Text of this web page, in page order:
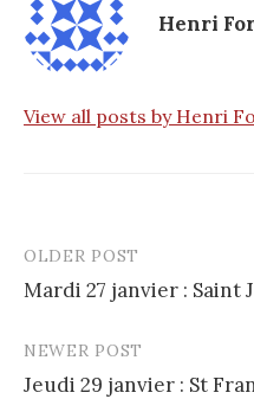
Henri
View all posts by Henri
Post
navigation
OLDER POST
Mardi 27 janvier : Saint
NEWER POST
Jeudi 29 janvier : St